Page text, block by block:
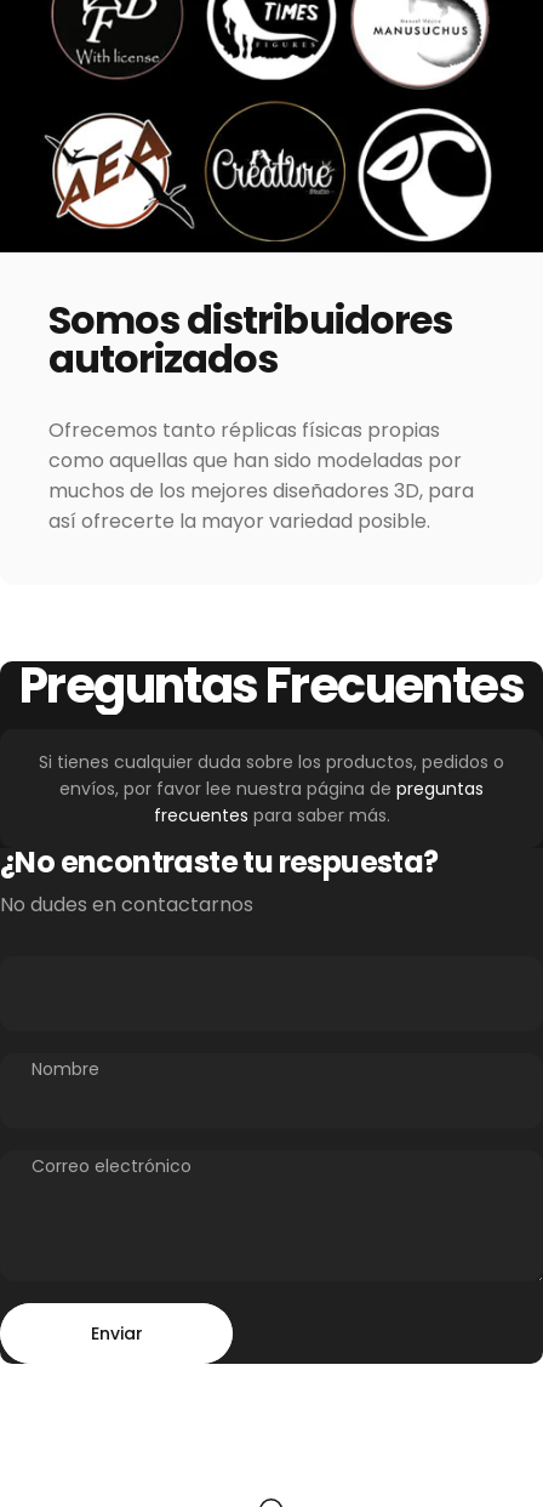
Somosdistribuidores
autorizados
Ofrecemos tanto réplicas físicas propias
como aquellas que han sido modeladas por
muchos de los mejores diseñadores 3D, para
así ofrecerte la mayor variedad posible.
PreguntasFrecuentes
Si tienes cualquier duda sobre los productos, pedidos o
envíos, por favor lee nuestra página de preguntas
frecuentes para saber más.
¿No encontraste tu respuesta?
No dudes en contactarnos
Nombre
Correo electrónico
Enviar
Enviar